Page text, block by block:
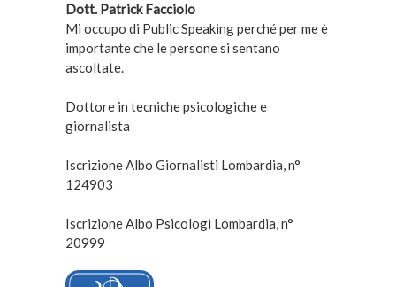
Dott. Patrick Facciolo
Mi occupo di Public Speaking perché per me è
importante che le persone si sentano
ascoltate.
Dottore in tecniche psicologiche e
giornalista
Iscrizione Albo Giornalisti Lombardia, n°
124903
Iscrizione Albo Psicologi Lombardia, n°
20999